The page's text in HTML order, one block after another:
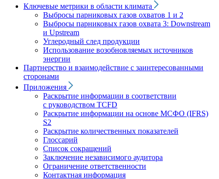
Ключевые метрики в области климата
Выбросы парниковых газов охватов 1 и 2
Выбросы парниковых газов охвата 3: Downstream
и Upstream
Углеродный след продукции
Использование возобновляемых источников
энергии
Партнерство и взаимодействие с заинтересованными
сторонами
Приложения
Раскрытие информации в соответствии
с руководством TCFD
Раскрытие информации на основе МСФО (IFRS)
S2
Раскрытие количественных показателей
Глоссарий
Список сокращений
Заключение независимого аудитора
Ограничение ответственности
Контактная информация